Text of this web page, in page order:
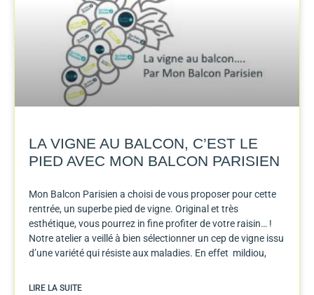
LA VIGNE AU BALCON, C’EST LE
PIED AVEC MON BALCON PARISIEN
Mon Balcon Parisien a choisi de vous proposer pour cette
rentrée, un superbe pied de vigne. Original et très
esthétique, vous pourrez in fine profiter de votre raisin… !
Notre atelier a veillé à bien sélectionner un cep de vigne issu
d’une variété qui résiste aux maladies. En effet mildiou,
LIRE LA SUITE